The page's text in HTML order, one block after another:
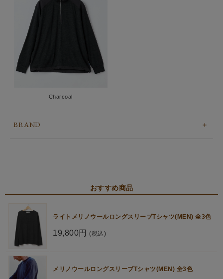
Charcoal
BRAND
おすすめ商品
ライトメリノウールロングスリーブTシャツ(MEN) 全3色
19,800円 (税込)
メリノウールロングスリーブTシャツ(MEN) 全3色